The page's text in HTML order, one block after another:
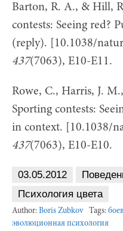
Barton, R. A., & Hill,
contests: Seeing red?
(reply). [10.1038/
437(7063), E10-E11.
Rowe, C., Harris, J.
Sporting contests:
in context. [10.1038/
437(7063), E10-E10.
03.05.2012
Психология цвета
Author: Boris Zubkov Tags:
эволюционная психология